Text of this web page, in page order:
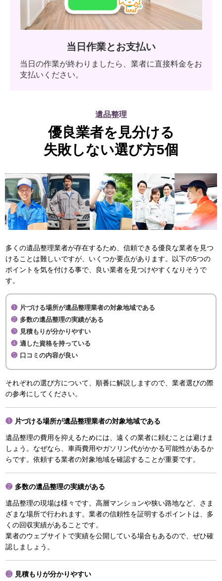
当日作業とお支払い
当日の作業が終わりましたら、業者に直接料金をお
支払いください。
遺品整理
優良業者を見分ける
失敗しない選び方5個
多くの遺品整理業者が存在するため、信頼できる優良な業者を見つ
けることは難しいですが、いくつか要点があります。以下の5つの
ポイントを気を付ける事で、良い業者を見つけやすくなりそうで
す。
片づける場所が遺品整理業者の対象地域である
多数の遺品整理の実績がある
見積もりが分かりやすい
適した資格を持っている
口コミの内容が良い
それぞれの選び方について、順番に解説しますので、業者選びの際
の参考にしてください。
片づける場所が遺品整理業者の対象地域である
遺品整理の費用を抑えるためには、遠くの業者に頼むことは避けま
しょう。なぜなら、車両費用やガソリン代がかかる可能性があるか
らです。依頼する業者の対象地域を確認することが重要です。
多数の遺品整理の実績がある
遺品整理の現場は様々です。高層マンションや狭い路地など、さま
ざまな場所で行われます。業者の信頼性を証明するポイントは、多
くの回収実績があることです。
業者のウェブサイトで実績を公開している場合もあるので、ぜひ確
認しましょう。
見積もりが分かりやすい